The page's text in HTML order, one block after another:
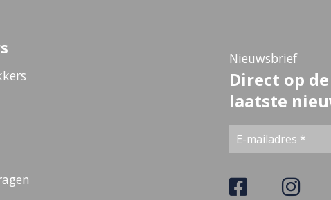
Nieuwsbrief
Direct op
laatste